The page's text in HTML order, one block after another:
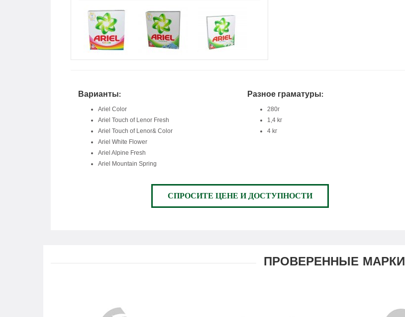
Варианты:
Ariel Color
Ariel Touch of Lenor Fresh
Ariel Touch of Lenor& Color
Ariel White Flower
Ariel Alpine Fresh
Ariel Mountain Spring
Разное граматуры:
280г
1,4 kг
4 kг
СПРОСИТЕ ЦЕНЕ И ДОСТУПНОСТИ
ПРОВЕРЕННЫЕ МАРКИ